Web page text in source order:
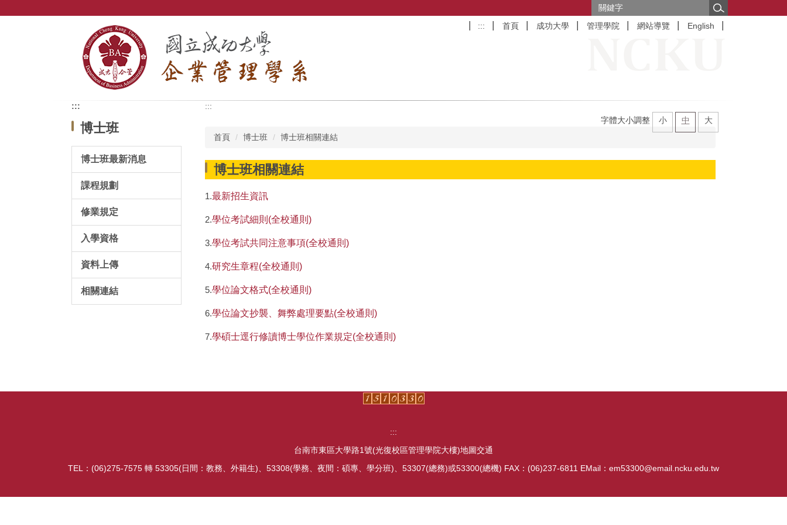
::: 首頁 成功大學 管理學院 網站導覽 English
:::
博士班
博士班最新消息
課程規劃
修業規定
入學資格
資料上傳
相關連結
:::
首頁 博士班 博士班相關連結
博士班相關連結
字體大小調整 小 中 大
1.最新招生資訊
2.學位考試細則(全校通則)
3.學位考試共同注意事項(全校通則)
4.研究生章程(全校通則)
5.學位論文格式(全校通則)
6.學位論文抄襲、舞弊處理要點(全校通則)
7.學碩士逕行修讀博士學位作業規定(全校通則)
:::
台南市東區大學路1號(光復校區管理學院大樓)地圖交通
TEL： (06)275-7575 轉 53305(日間：教務、外籍生)、 53308(學務、夜間：碩專、學分班)、 53307(總務)或53300(總機) FAX：(06)237-6811 EMail：em53300@email.ncku.edu.tw